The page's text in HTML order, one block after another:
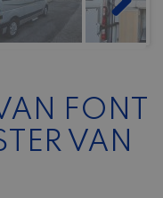
FONT
VAN